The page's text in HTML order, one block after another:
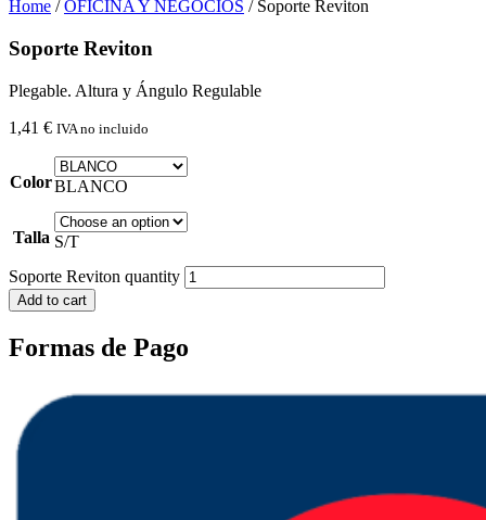
Home /OFICINA Y NEGOCIOS / Soporte Reviton
Soporte Reviton
Plegable. Altura y Ángulo Regulable
1,41 € IVA no incluido
ColorBLANCO
Talla S/T
Soporte Reviton quantity
Add to cart
Formas de Pago